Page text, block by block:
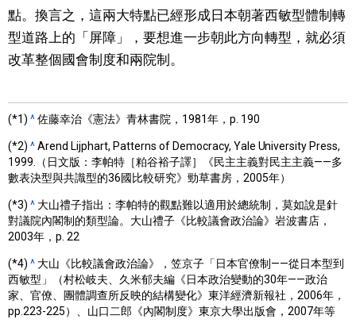
點。換言之，這兩大特點已經形成日本朝著西敏型體制轉
型道路上的「屏障」，要想進一步朝此方向轉型，就必須
改革整個國會制度和兩院制。
(*1) ^佐藤幸治《憲法》青林書院，1981年，p. 190
(*2) ^Arend Lijphart, Patterns of Democracy, Yale University Press,
1999.（日文版：李帕特［粕谷裕子譯］《民主主義對民主主義——多
數表決型與共識型的36國比較研究》勁草書房，2005年）
(*3) ^大山禮子指出：李帕特的觀點難以適用於總統制，莫如說是針
對議院內閣制的類型論。大山禮子《比較議會政治論》岩波書店，
2003年，p. 22
(*4) ^大山《比較議會政治論》，笠京子「日本官僚制——從日本型到
西敏型」（村松岐夫、久米郁夫編《日本政治變動的30年——政治
家、官僚、團體調查所反映的結構變化》東洋經濟新報社，2006年，
pp.223-225）、山口二郎《內閣制度》東京大學出版會，2007年等